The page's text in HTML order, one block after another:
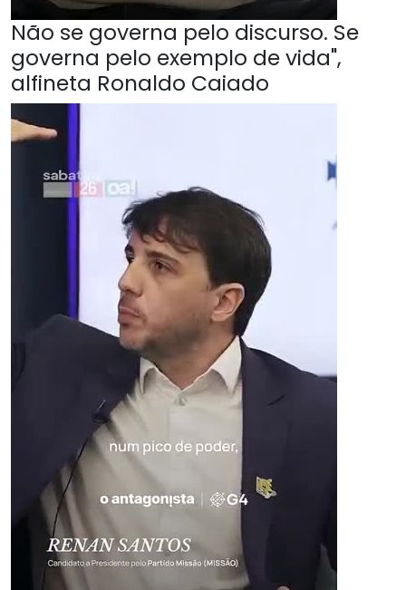
Não se governa pelo discurso. Se
governa pelo exemplo de vida",
alfineta Ronaldo Caiado